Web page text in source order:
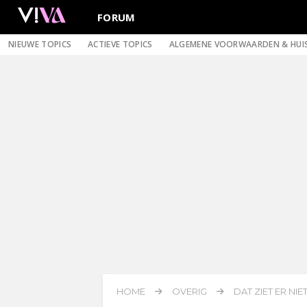
FORUM
NIEUWE TOPICS ACTIEVE TOPICS ALGEMENE VOORWAARDEN &
HOME OVERIG DAT ZIET ER